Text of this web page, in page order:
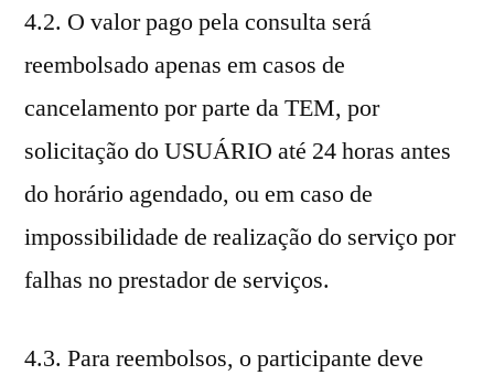
4.2. O valor pago pela consulta será
reembolsado apenas em casos de
cancelamento por parte da TEM, por
solicitação do USUÁRIO até 24 horas antes
do horário agendado, ou em caso de
impossibilidade de realização do serviço por
falhas no prestador de serviços.
4.3. Para reembolsos, o participante deve